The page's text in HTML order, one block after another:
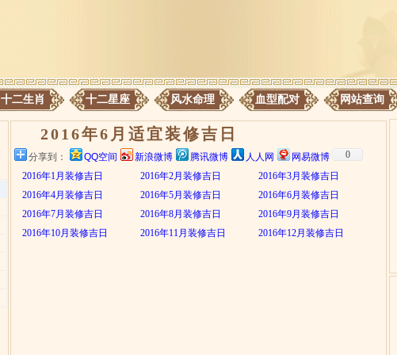
十二生肖 十二星座 风水命理 血型配对 网站查询
2016年6月适宜装修吉日
分享到： QQ空间 新浪微博 腾讯微博 人人网 网易微博
0
2016年1月装修吉日
2016年2月装修吉日
2016年3月装修吉日
2016年4月装修吉日
2016年5月装修吉日
2016年6月装修吉日
2016年7月装修吉日
2016年8月装修吉日
2016年9月装修吉日
2016年10月装修吉日
2016年11月装修吉日 2016年12月装修吉日